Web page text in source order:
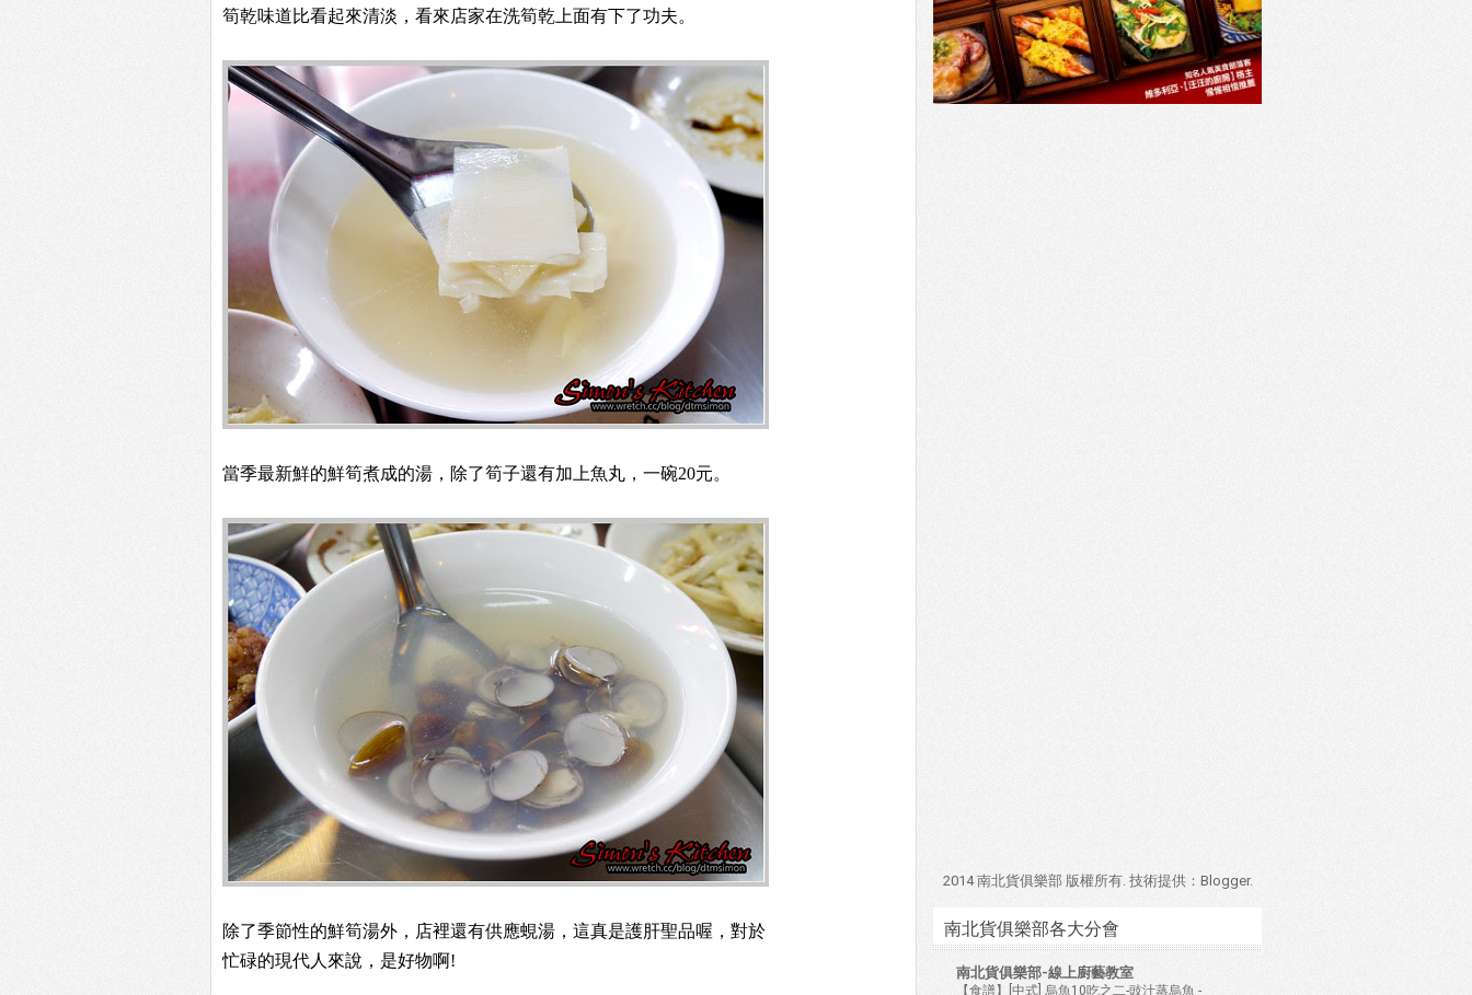
筍乾味道比看起來清淡，看來店家在洗筍乾上面有下了功夫。
當季最新鮮的鮮筍煮成的湯，除了筍子還有加上魚丸，一碗20元。
除了季節性的鮮筍湯外，店裡還有供應蜆湯，這真是護肝聖品喔，對於
忙碌的現代人來說，是好物啊!
2014 南北貨俱樂部 版權所有. 技術提供： Blogger.
南北貨俱樂部各大分會
南北貨俱樂部-線上廚藝教室
【食譜】[中式] 烏魚10吃之二-豉汁蒸烏魚 -